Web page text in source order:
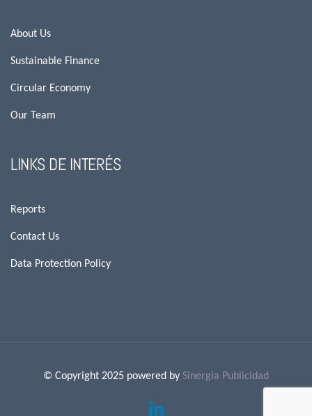
About Us
Sustainable Finance
Circular Economy
Our Team
LINKS DE INTERÉS
Reports
Contact Us
Data Protection Policy
© Copyright 2025 powered by Sinergia Publicidad